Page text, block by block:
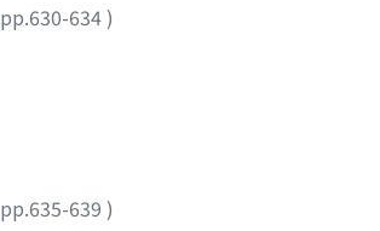
pp.630-634)
pp.635-639 )